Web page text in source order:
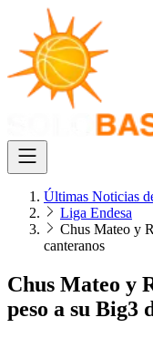
Últimas Noticias
Liga Endesa
Chus Mateo y
canteranos
Chus Mateo y
peso a su Big3